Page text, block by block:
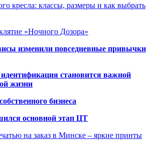
кресла: классы, размеры и как выбрать
«Ночного Дозора»
изменили повседневные привычки
становится важной
жизни
бизнеса
основной этап ЦТ
на заказ в Минске – яркие принты